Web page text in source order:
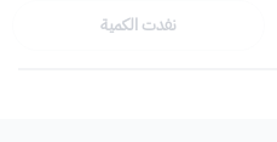
نفدت الكمية